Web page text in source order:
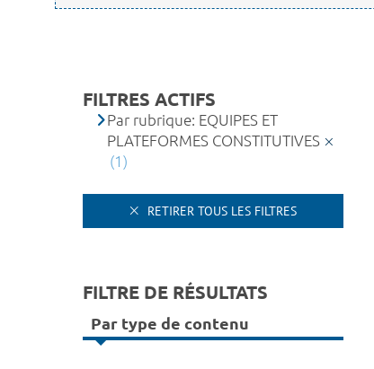
FILTRES ACTIFS
Par rubrique: EQUIPES ET
PLATEFORMES CONSTITUTIVES
(1)
RETIRER TOUS LES FILTRES
FILTRE DE RÉSULTATS
Par type de contenu